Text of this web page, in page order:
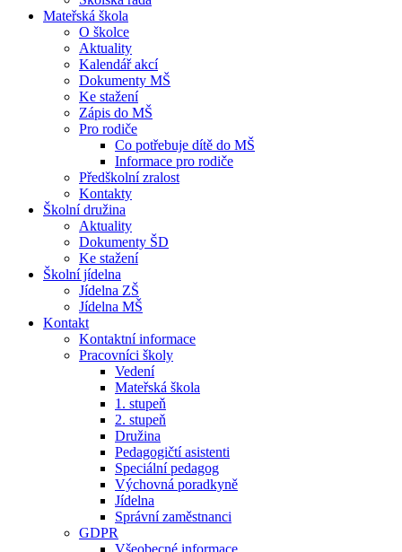
Mateřská škola
O školce
Aktuality
Kalendář akcí
Dokumenty MŠ
Ke stažení
Zápis do MŠ
Pro rodiče
Co potřebuje dítě do MŠ
Informace pro rodiče
Předškolní zralost
Kontakty
Školní družina
Aktuality
Dokumenty ŠD
Ke stažení
Školní jídelna
Jídelna ZŠ
Jídelna MŠ
Kontakt
Kontaktní informace
Pracovníci školy
Vedení
Mateřská škola
1. stupeň
2. stupeň
Družina
Pedagogičtí asistenti
Speciální pedagog
Výchovná poradkyně
Jídelna
Správní zaměstnanci
GDPR
Všeobecné informace